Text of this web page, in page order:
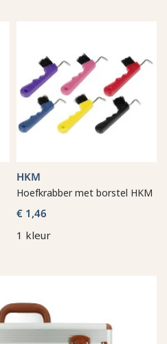
HKM
Hoefkrabber met borstel HKM
€ 1,46
1 kleur